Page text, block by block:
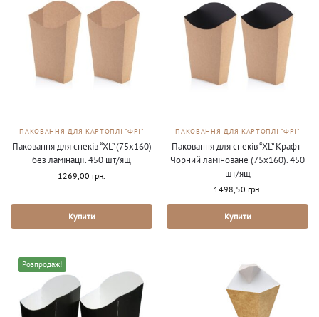
ПАКОВАННЯ ДЛЯ КАРТОПЛІ "ФРІ"
Паковання для снеків “XL” (75х160)
без ламінації. 450 шт/ящ
1269,00 грн.
Купити
ПАКОВАННЯ ДЛЯ КАРТОПЛІ "ФРІ"
Паковання для снеків “XL” Крафт-
Чорний ламіноване (75х160). 450
шт/ящ
1498,50 грн.
Купити
Розпродаж!